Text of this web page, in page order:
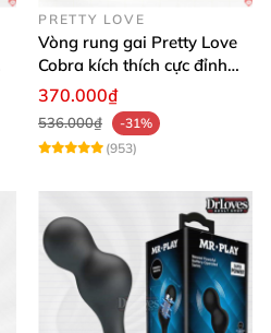
PRETTY LOVE
Vòng rung gai Pretty Love
Cobra kích thích cực đỉnh
trải nghiệm
370.000₫
536.000₫
-31%
(953)